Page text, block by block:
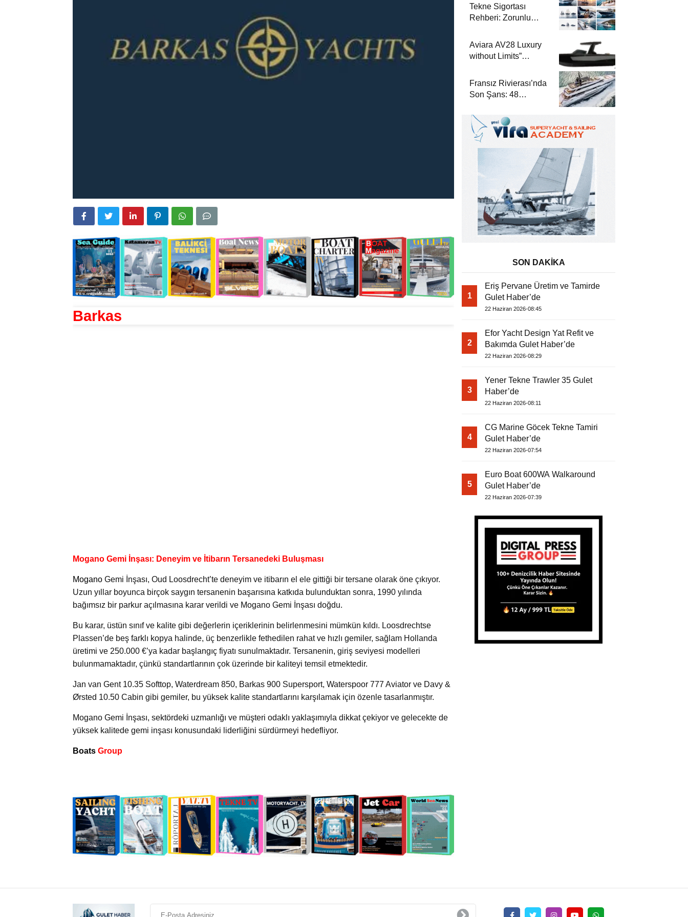
Barkas
Mogano Gemi İnşası: Deneyim ve İtibarın Tersanedeki Buluşması
Mogano Gemi İnşası, Oud Loosdrecht’te deneyim ve itibarın el ele gittiği bir tersane olarak öne çıkıyor.
Uzun yıllar boyunca birçok saygın tersanenin başarısına katkıda bulunduktan sonra, 1990 yılında
bağımsız bir parkur açılmasına karar verildi ve Mogano Gemi İnşası doğdu.
Bu karar, üstün sınıf ve kalite gibi değerlerin içeriklerinin belirlenmesini mümkün kıldı. Loosdrechtse
Plassen’de beş farklı kopya halinde, üç benzerlikle fethedilen rahat ve hızlı gemiler, sağlam Hollanda
üretimi ve 250.000 €’ya kadar başlangıç ​​fiyatı sunulmaktadır. Tersanenin, giriş seviyesi modelleri
bulunmamaktadır, çünkü standartlarının çok üzerinde bir kaliteyi temsil etmektedir.
Jan van Gent 10.35 Softtop, Waterdream 850, Barkas 900 Supersport, Waterspoor 777 Aviator ve Davy &
Ørsted 10.50 Cabin gibi gemiler, bu yüksek kalite standartlarını karşılamak için özenle tasarlanmıştır.
Mogano Gemi İnşası, sektördeki uzmanlığı ve müşteri odaklı yaklaşımıyla dikkat çekiyor ve gelecekte de
yüksek kalitede gemi inşası konusundaki liderliğini sürdürmeyi hedefliyor.
Boats Group
Tekne Sigortası
Rehberi: Zorunlu
ve Güvenli Seyir
Aviara AV28 Luxury
without Limits”
Yeni Bir Dönem
Fransız Rivierası’nda
Son Şans: 48
Mükemmel Bir Yat
Tatili
SON DAKİKA
1
Eriş Pervane Üretim ve Tamirde
Gulet Haber’de
22 Haziran 2026-08:45
2
Efor Yacht Design Yat Refit ve
Bakımda Gulet Haber’de
22 Haziran 2026-08:29
3
Yener Tekne Trawler 35 Gulet
Haber’de
22 Haziran 2026-08:11
4
CG Marine Göcek Tekne Tamiri
Gulet Haber’de
22 Haziran 2026-07:54
5
Euro Boat 600WA Walkaround
Gulet Haber’de
22 Haziran 2026-07:39